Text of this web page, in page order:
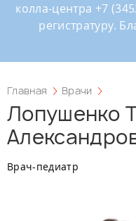
колла-центра +7
регистратуру.
Главная Врачи
Лопушенко
Врач-педиатр